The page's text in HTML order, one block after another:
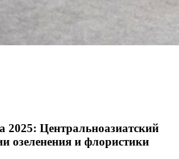
2025: Центральноазиатский
озеленения и флористики